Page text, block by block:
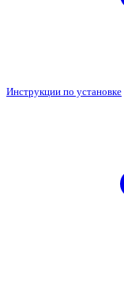
Инструкции по установке